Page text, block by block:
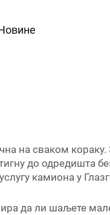
на сваком кораку.
до одредишта
камиона у
да ли шаљете